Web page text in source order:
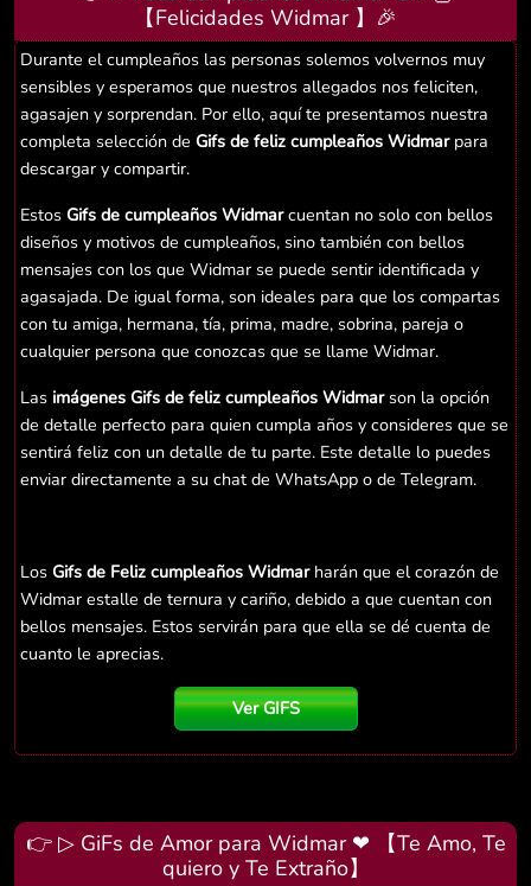
【Felicidades Widmar 】🎉
Durante el cumpleaños las personas solemos volvernos muy
sensibles y esperamos que nuestros allegados nos feliciten,
agasajen y sorprendan. Por ello, aquí te presentamos nuestra
completa selección de Gifs de feliz cumpleaños Widmarpara
descargar y compartir.
Estos Gifs de cumpleaños Widmarcuentan no solo con bellos
diseños y motivos de cumpleaños, sino también con bellos
mensajes con los que Widmar se puede sentir identificada y
agasajada. De igual forma, son ideales para que los compartas
con tu amiga, hermana, tía, prima, madre, sobrina, pareja o
cualquier persona que conozcas que se llame Widmar.
Las imágenes Gifs de feliz cumpleaños Widmarson la opción
de detalle perfecto para quien cumpla años y consideres que se
sentirá feliz con un detalle de tu parte. Este detalle lo puedes
enviar directamente a su chat de WhatsApp o de Telegram.
Los Gifs de Feliz cumpleaños Widmarharán que el corazón de
Widmar estalle de ternura y cariño, debido a que cuentan con
bellos mensajes. Estos servirán para que ella se dé cuenta de
cuanto le aprecias.
Ver GIFS
👉 ▷ GiFs de Amor para Widmar ❤ 【Te Amo, Te
quiero y Te Extraño】